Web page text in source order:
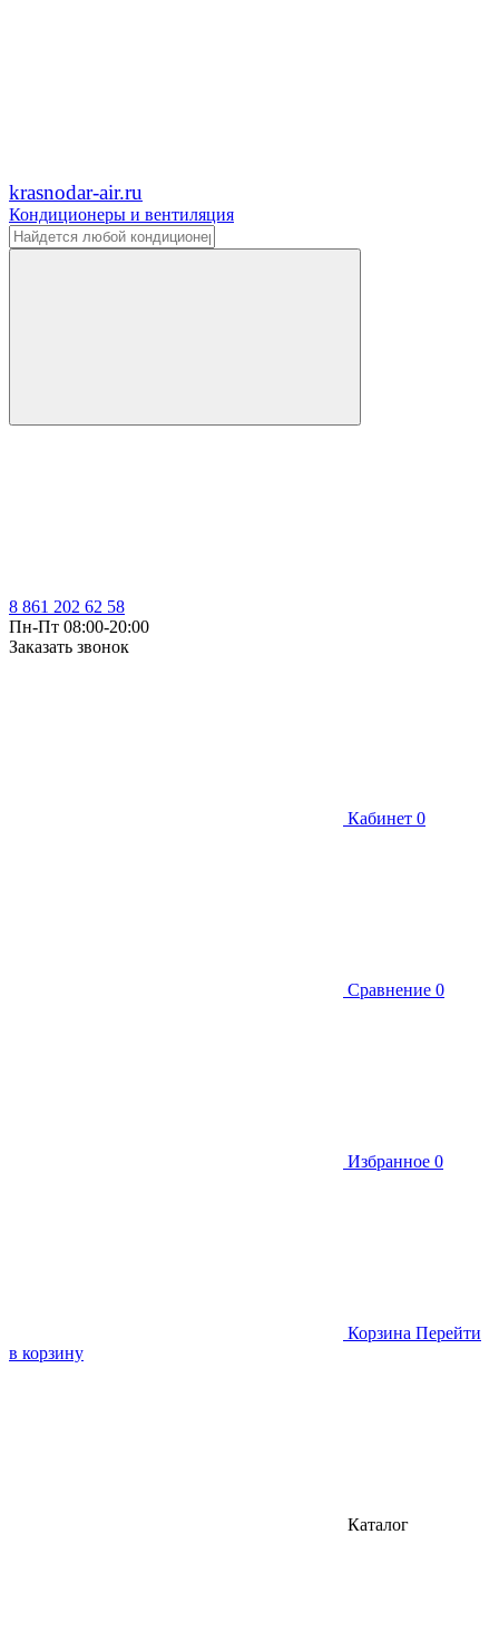
krasnodar-air.ru
Кондиционеры и вентиляция
8 861 202 62 58
Пн-Пт 08:00-20:00
Заказать звонок
Кабинет 0
Сравнение 0
Избранное 0
Корзина Перейти
в корзину
Каталог